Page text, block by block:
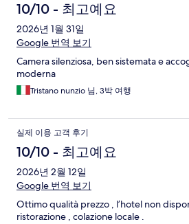
10/10 - 최고예요
2026년 1월 31일
Google 번역 보기
Camera silenziosa, ben sistemata e
moderna
Tristano nunzio 님, 3박 여행
실제 이용 고객 후기
10/10 - 최고예요
2026년 2월 12일
Google 번역 보기
Ottimo qualità prezzo , l’hotel non
ristorazione , colazione locale .